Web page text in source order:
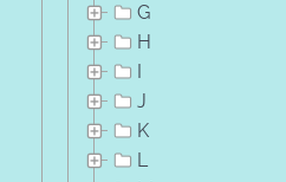
G
H
I
J
K
L